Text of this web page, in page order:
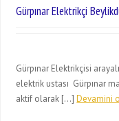
Gürpınar Elektrikçi
Gürpınar Elektrikçisi
elektrik ustası Gürpınar
aktif olarak […]Devamini